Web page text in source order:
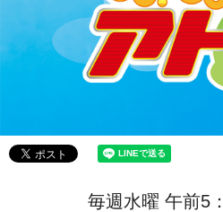
毎週水曜 午前5